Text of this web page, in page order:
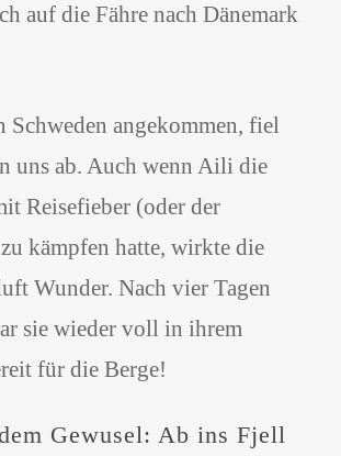
auf die Fähre nach Dänemark
Schweden angekommen, fiel
uns ab. Auch wenn Aili die
Reisefieber (oder der
kämpfen hatte, wirkte die
Wunder. Nach vier Tagen
sie wieder voll in ihrem
für die Berge!
Gewusel: Ab ins Fjell